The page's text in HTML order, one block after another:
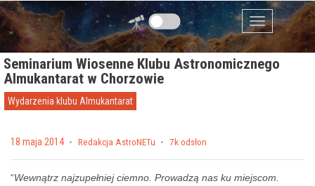
Przejdź do zawartości
Menu
Seminarium Wiosenne Klubu Astronomicznego
Almukantarat w Chorzowie
Wydarzenia klubu Almukantarat
Posted on
18 maja 2014 by Redakcja AstroNETu 7k odsłon
“Wewnątrz najzupełniej ciemno. Prowadzą nas ku miejscom.